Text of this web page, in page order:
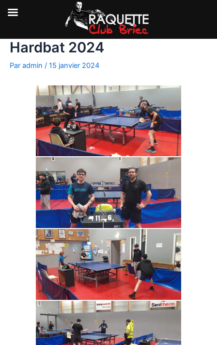
Aller
contenu
Hardbat 2024
Par admin / 15 janvier 2024